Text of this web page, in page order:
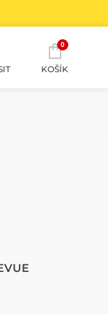
0
KOŠÍK